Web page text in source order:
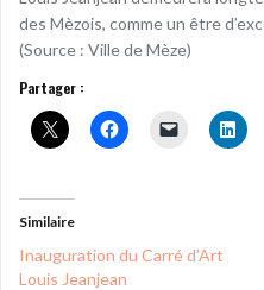
des Mèzois, comme un être
(Source : Ville de Mèze)
Partager :
Similaire
Inauguration du Carré d’Art
Louis Jeanjean